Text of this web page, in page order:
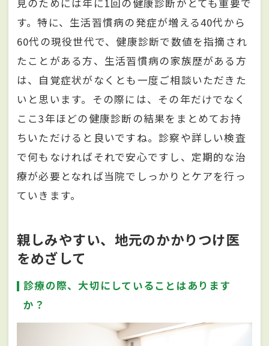
見のためには年に1回の健康診断がとても重要で
す。特に、生活習慣病の発症が増える40代から
60代の現役世代で、健康診断で数値を指摘され
たことがある方、生活習慣病の家族歴がある方
は、自覚症状がなくとも一度ご相談いただきた
いと思います。その際には、その年だけでなく
ここ3年ほどの健康診断の結果をまとめてお持
ちいただけると良いですね。診察や詳しい検査
で何もなければそれで安心ですし、定期的な治
療が必要となれば当院でしっかりとケアを行っ
ていきます。
親しみやすい、地元のかかりつけ医
をめざして
診療の際、大切にしていることはあります
か？